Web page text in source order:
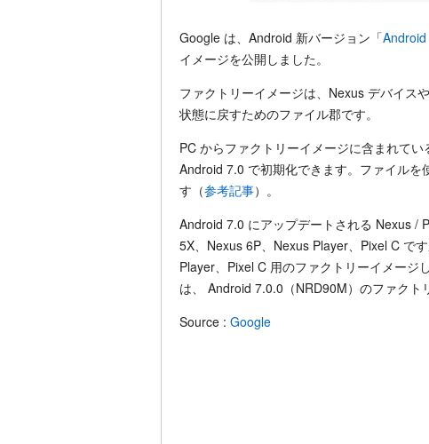
Google は、Android 新バージョン「
イメージを公開しました。
ファクトリーイメージは、Nexus デバイス
状態に戻すためのファイル郡です。
PC からファクトリーイメージに含まれて
Android 7.0 で初期化できます。ファイル
す（参考記事）。
Android 7.0 にアップデートされる Nexus /
5X、Nexus 6P、Nexus Player、Pixel C で
Player、Pixel C 用のファクトリーイメージ
は、 Android 7.0.0（NRD90M）のファクト
Source : Google